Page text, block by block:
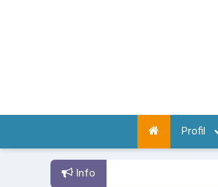
Profil
Info